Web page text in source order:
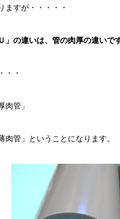
ますが・・・・・
」の違いは、管の肉厚の違いで
・・
肉管」
肉管」ということになります。